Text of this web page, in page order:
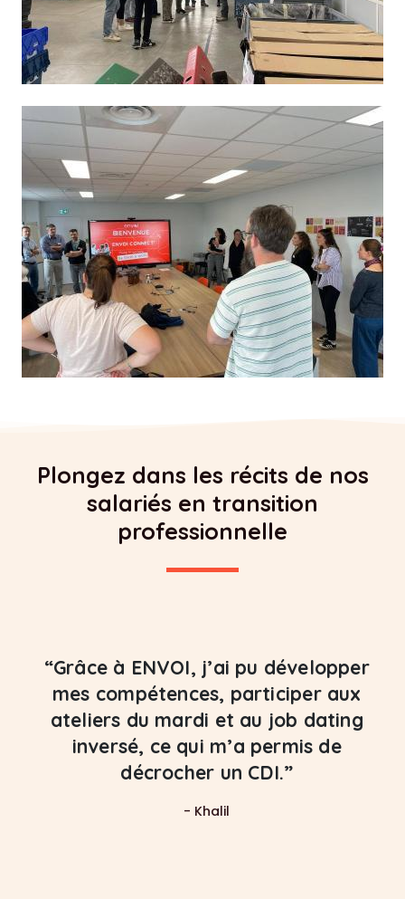
Plongez dans les récits de nos
salariés en transition
professionnelle
“Grâce à ENVOI, j’ai pu développer
mes compétences, participer aux
ateliers du mardi et au job dating
inversé, ce qui m’a permis de
décrocher un CDI.”
Khalil